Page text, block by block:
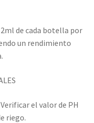
2ml de cada botella por
un rendimiento
el valor de PH
riego.